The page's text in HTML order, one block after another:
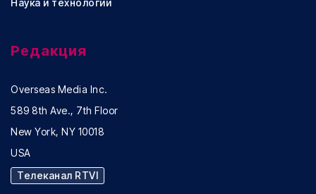
Наука и технологии
Редакция
Overseas Media Inc.
589 8th Ave., 7th Floor
New York, NY 10018
USA
Телеканал RTVI